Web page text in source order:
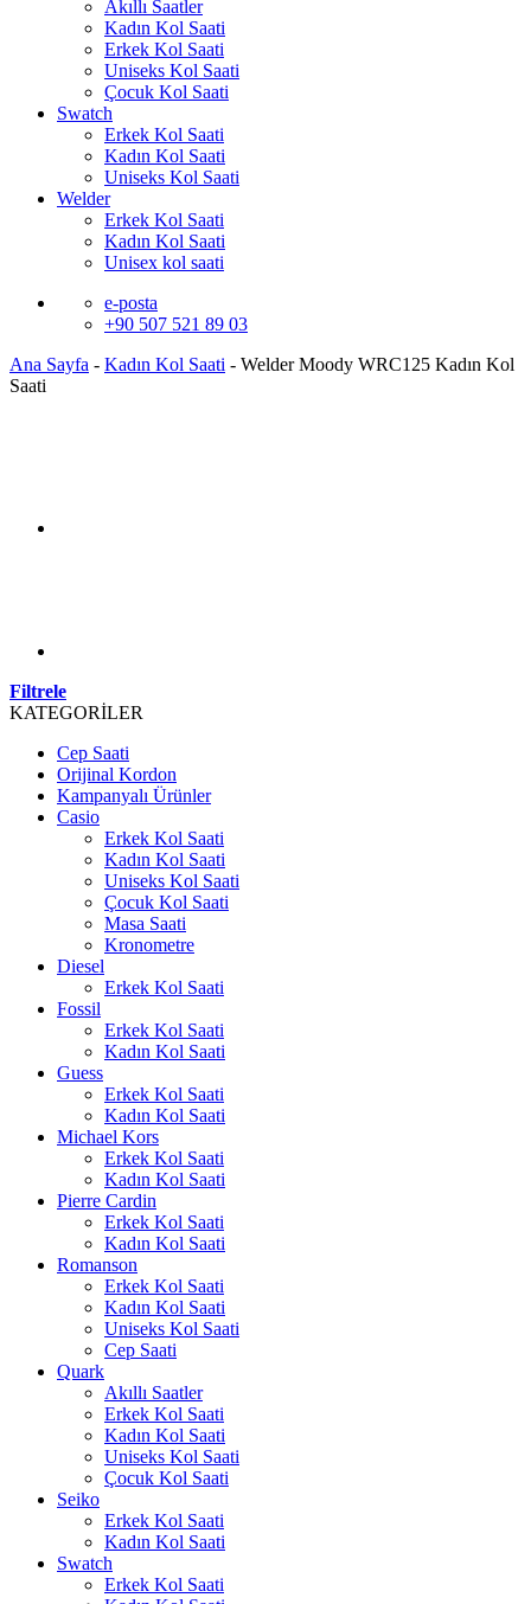
Akıllı Saatler
Kadın Kol Saati
Erkek Kol Saati
Uniseks Kol Saati
Çocuk Kol Saati
Swatch
Erkek Kol Saati
Kadın Kol Saati
Uniseks Kol Saati
Welder
Erkek Kol Saati
Kadın Kol Saati
Unisex kol saati
e-posta
+90 507 521 89 03
Ana Sayfa - Kadın Kol Saati - Welder Moody WRC125 Kadın Kol
Saati
Filtrele
KATEGORİLER
Cep Saati
Orijinal Kordon
Kampanyalı Ürünler
Casio
Erkek Kol Saati
Kadın Kol Saati
Uniseks Kol Saati
Çocuk Kol Saati
Masa Saati
Kronometre
Diesel
Erkek Kol Saati
Fossil
Erkek Kol Saati
Kadın Kol Saati
Guess
Erkek Kol Saati
Kadın Kol Saati
Michael Kors
Erkek Kol Saati
Kadın Kol Saati
Pierre Cardin
Erkek Kol Saati
Kadın Kol Saati
Romanson
Erkek Kol Saati
Kadın Kol Saati
Uniseks Kol Saati
Cep Saati
Quark
Akıllı Saatler
Erkek Kol Saati
Kadın Kol Saati
Uniseks Kol Saati
Çocuk Kol Saati
Seiko
Erkek Kol Saati
Kadın Kol Saati
Swatch
Erkek Kol Saati